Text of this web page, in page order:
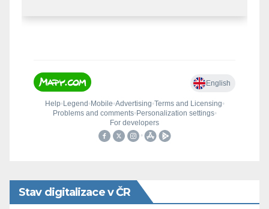
Stav digitalizace v ČR